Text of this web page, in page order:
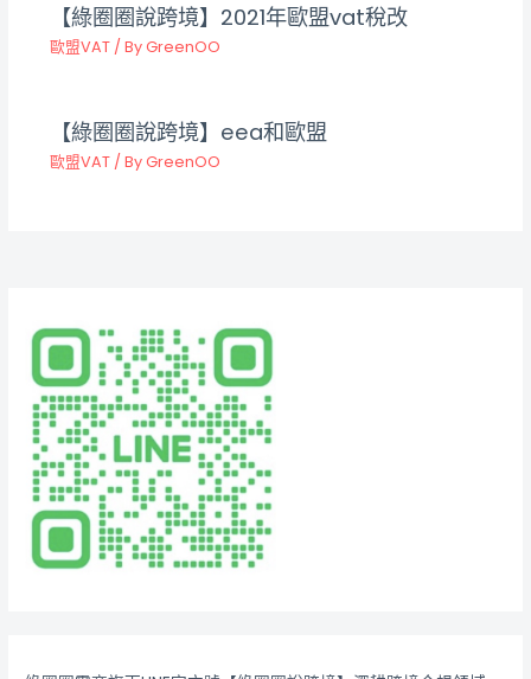
【綠圈圈說跨境】2021年歐盟vat稅改
歐盟VAT/ ByGreenOO
【綠圈圈說跨境】eea和歐盟
歐盟VAT/ ByGreenOO